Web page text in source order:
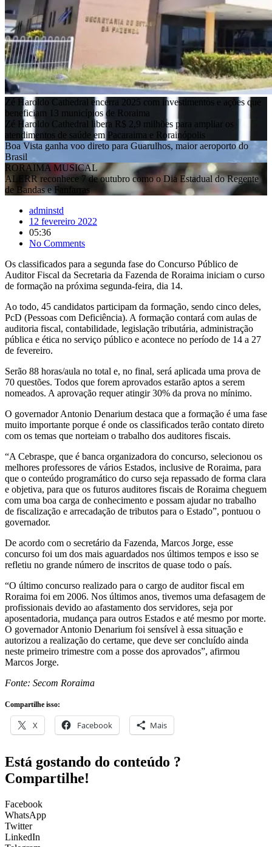
Zé Haroldo Cathedral encerra 2025 com investimentos e ações que
beneficiam 13 municípios de Roraima
Zé Haroldo Cathedral libera R$ 2,9 milhões para ampliar os
atendimentos de saúde em Pacaraima e Rorainópolis
Boa Vista ganha voo direto para Guarulhos, maior aeroporto do
Brasil
RORAIMA MUSICAL
ALERR reconhece 7 de outubro como o Dia Estadual do Regente
de Bandas e Fanfarras
adminstd
05:36
No Comments
Os classificados para a segunda fase do Concurso Público de
de formação na próxima segunda-feira, dia 14.
Ao todo, 45 candidatos participam da formação, sendo cinco deles,
auditoria fiscal, contabilidade, legislação tributária, administração
pública e ética no serviço público e acontece no período de 14 a 27
de fevereiro.
Serão 88 horas/aula no total e, no final, será aplicada uma prova de
nomeados. A aprovação requer atingir 30% da prova no mínimo.
O governador Antonio Denarium destaca que a formação é uma fase
com os temas que norteiam o trabalho dos auditores fiscais.
“A Cebraspe, que é banca organizadora do concurso, selecionou os
que o conteúdo programático do curso seja repassado de forma clara
e objetiva, para que os futuros auditores fiscais de Roraima cheguem
com uma boa carga de conhecimento e possam ajudar no trabalho
de fiscalização e arrecadação de tributos para o Estado”, pontuou o
governador.
De acordo com o secretário da Fazenda, Marcos Jorge, esse
refletiu no grande número de inscritos de quase todo o país.
“O último concurso realizado para o cargo de auditor fiscal em
profissionais devido ao afastamento dos servidores, seja por
aposentadoria, mudança para outros Estados e até mesmo por morte.
O governador Antonio Denarium foi sensível à essa situação e
autorizou a realização do certame, que deve ser concluído ainda
neste primeiro trimestre com a posse dos aprovados”, afirmou
Marcos Jorge.
Fonte: Secom Roraima
Compartilhe isso:
X
Está gostando do conteúdo ?
Compartilhe!
Facebook
Twitter
LinkedIn
Telegram
Email